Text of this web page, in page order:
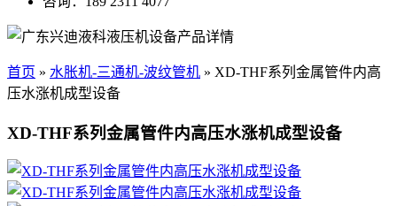
首页 » 水胀机-三通机-波纹管机 » XD-THF系列金属管件内高
压水涨机成型设备
XD-THF系列金属管件内高压水涨机成型设备